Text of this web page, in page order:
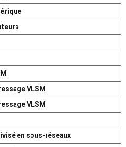
VLSM
VLSM
en sous-réseaux